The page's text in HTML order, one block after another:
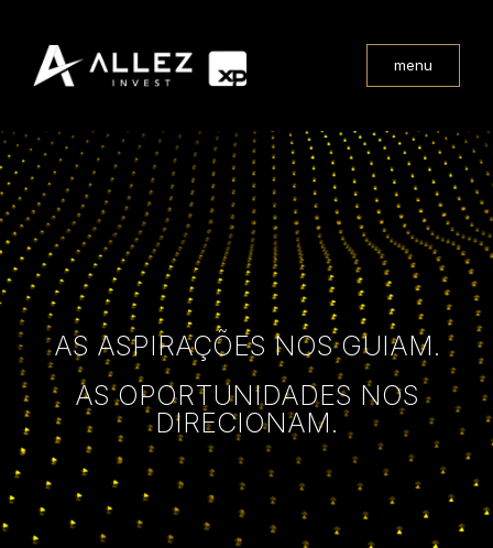
menu
AS ASPIRAÇÕES NOS GUIAM.
AS OPORTUNIDADES NOS
DIRECIONAM.